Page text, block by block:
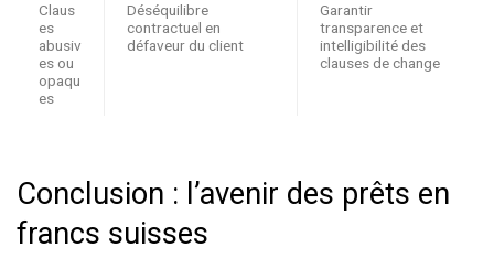
Claus
es
abusiv
es ou
opaqu
es
Déséquilibre
contractuel en
défaveur du client
Garantir
transparence et
intelligibilité des
clauses de change
Conclusion : l’avenir des prêts en
francs suisses